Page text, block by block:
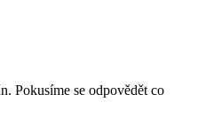
Pokusíme se odpovědět co